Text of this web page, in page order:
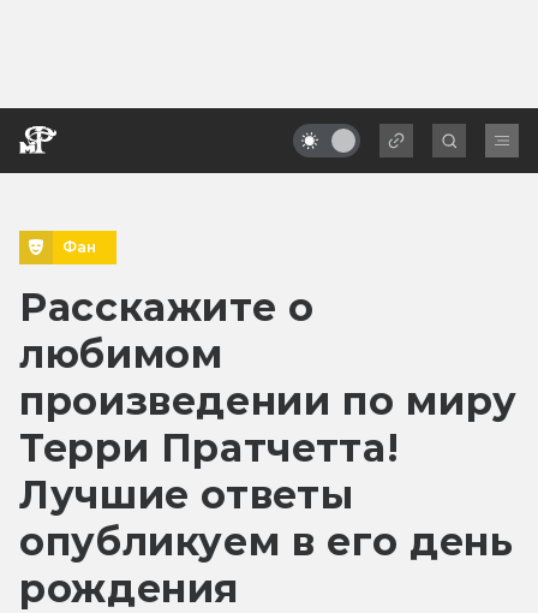
Фан
Расскажите о
любимом
произведении по миру
Терри Пратчетта!
Лучшие ответы
опубликуем в его день
рождения